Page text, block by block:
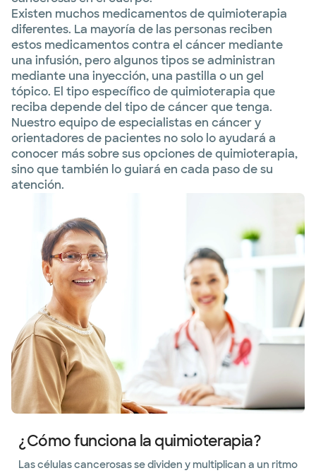
Existen muchos medicamentos de quimioterapia
diferentes. La mayoría de las personas reciben
estos medicamentos contra el cáncer mediante
una infusión, pero algunos tipos se administran
mediante una inyección, una pastilla o un gel
tópico. El tipo específico de quimioterapia que
reciba depende del tipo de cáncer que tenga.
Nuestro equipo de especialistas en cáncer y
orientadores de pacientes no solo lo ayudará a
conocer más sobre sus opciones de quimioterapia,
sino que también lo guiará en cada paso de su
atención.
¿Cómo funciona la quimioterapia?
Las células cancerosas se dividen y multiplican a un ritmo